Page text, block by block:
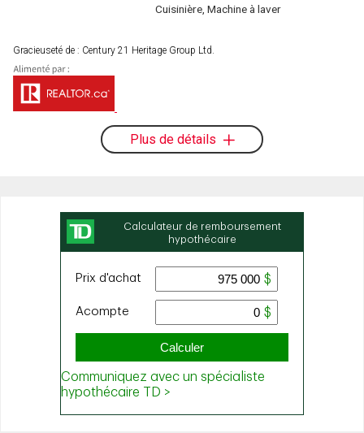
Cuisinière, Machine à laver
Gracieuseté de : Century 21 Heritage Group Ltd.
Plus de détails